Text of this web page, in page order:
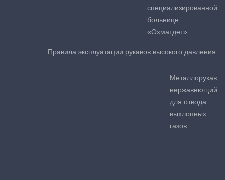
специализированной
больнице
«Охматдет»
Правила эксплуатации рукавов высокого давления
Металлорукав
нержавеющий
для отвода
выхлопных
газов